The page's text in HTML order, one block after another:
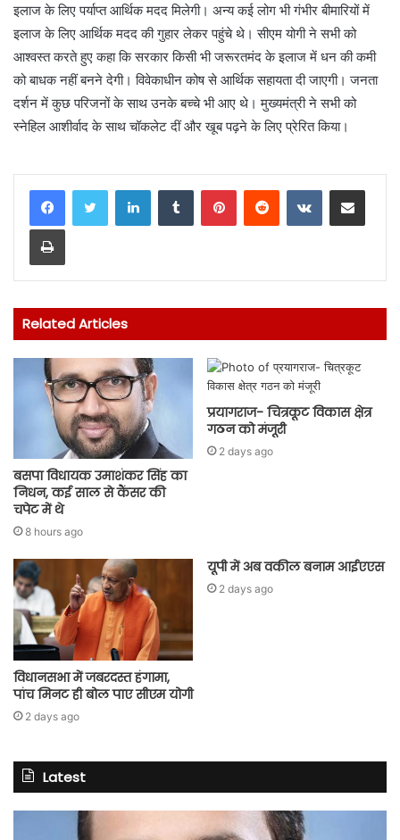
इलाज के लिए पर्याप्त आर्थिक मदद मिलेगी। अन्य कई लोग भी गंभीर बीमारियों में
इलाज के लिए आर्थिक मदद की गुहार लेकर पहुंचे थे। सीएम योगी ने सभी को
आश्वस्त करते हुए कहा कि सरकार किसी भी जरूरतमंद के इलाज में धन की कमी
को बाधक नहीं बनने देगी। विवेकाधीन कोष से आर्थिक सहायता दी जाएगी। जनता
दर्शन में कुछ परिजनों के साथ उनके बच्चे भी आए थे। मुख्यमंत्री ने सभी को
स्नेहिल आशीर्वाद के साथ चॉकलेट दीं और खूब पढ़ने के लिए प्रेरित किया।
LinkedInTumblr PinterestReddit VKontakteShare via Email
Print
Related Articles
बसपा विधायक उमाशंकर सिंह का
निधन, कई साल से कैंसर की
चपेट में थे
8 hours ago
प्रयागराज- चित्रकूट विकास क्षेत्र
गठन को मंजूरी
2 days ago
विधानसभा में जबरदस्त हंगामा,
पांच मिनट ही बोल पाए सीएम योगी
2 days ago
यूपी में अब वकील बनाम आईएएस
2 days ago
Latest